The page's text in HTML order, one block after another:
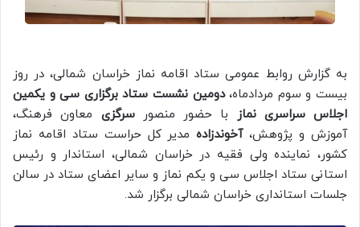
به گزارش روابط عمومی ستاد اقامه نماز خراسان شمالی، در روز
بیست و سوم مردادماه،دومین نشست ستاد برگزاری سی و یکمین
اجلاس سراسری نماز
با حضور منصورسرگزی معاون فرهنگ،
آموزش و پژوهش،آخوندزادهمدیر کل حراست ستاد اقامه نماز
کشور، نماینده ولی فقیه در خراسان شمالی، استاندار و رئیس
استانی ستاد اجلاس سی و یکم نماز و سایر اعضای ستاد در سالن
جلسات استانداری خراسان شمالی برگزار شد.